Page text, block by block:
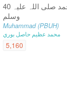
40 خصوصیات محمد صلی اللہ علیہ
وسلم
Muhammad (PBUH)
محمد عظيم حاصل بوري
5,160